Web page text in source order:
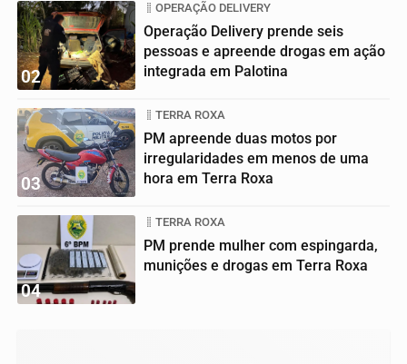
02
OPERAÇÃO DELIVERY
Operação Delivery prende seis
pessoas e apreende drogas em ação
integrada em Palotina
03
TERRA ROXA
PM apreende duas motos por
irregularidades em menos de uma
hora em Terra Roxa
04
TERRA ROXA
PM prende mulher com espingarda,
munições e drogas em Terra Roxa